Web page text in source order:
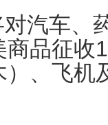
对汽车、
商品征收
）、飞